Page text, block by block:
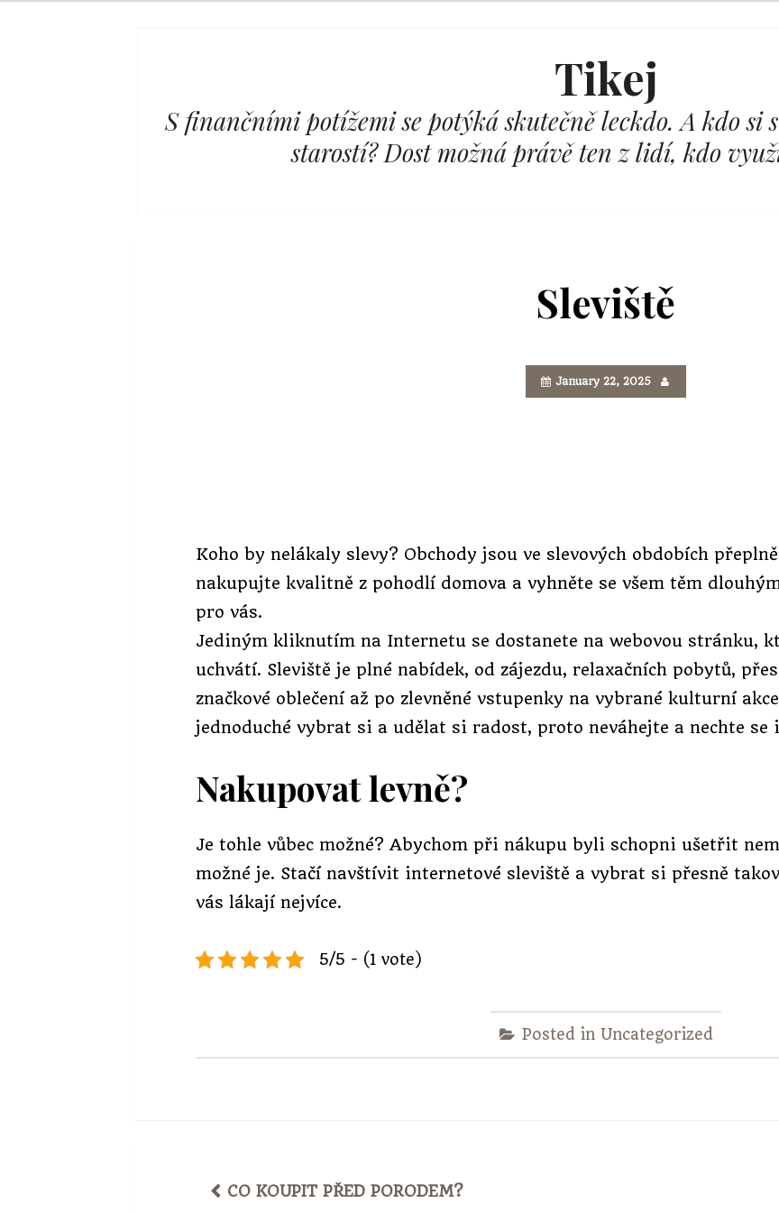
Tikej
S finančními potížemi se potýká skutečně leckdo. A kdo si
starostí? Dost možná právě ten z lidí, kdo
Sleviště
January 22, 2025
Koho by nelákaly slevy? Obchody jsou ve slevových obdobích
nakupujte kvalitně z pohodlí domova a vyhněte se všem těm
pro vás.
Jediným kliknutím na Internetu se dostanete na webovou stránku,
uchvátí. Sleviště je plné nabídek, od zájezdu, relaxačních pobytů,
značkové oblečení až po zlevněné vstupenky na vybrané kulturní
jednoduché vybrat si a udělat si radost, proto neváhejte a nechte se
Nakupovat levně?
Je tohle vůbec možné? Abychom při nákupu byli schopni ušetřit
možné je. Stačí navštívit internetové sleviště a vybrat si přesně
vás lákají nejvíce.
5/5 - (1 vote)
Posted in Uncategorized
POST
CO KOUPIT PŘED PORODEM?